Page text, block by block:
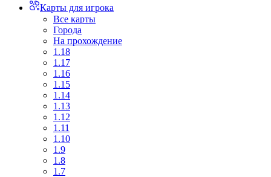
Карты для игрока
Все карты
Города
На прохождение
1.18
1.17
1.16
1.15
1.14
1.13
1.12
1.11
1.10
1.9
1.8
1.7